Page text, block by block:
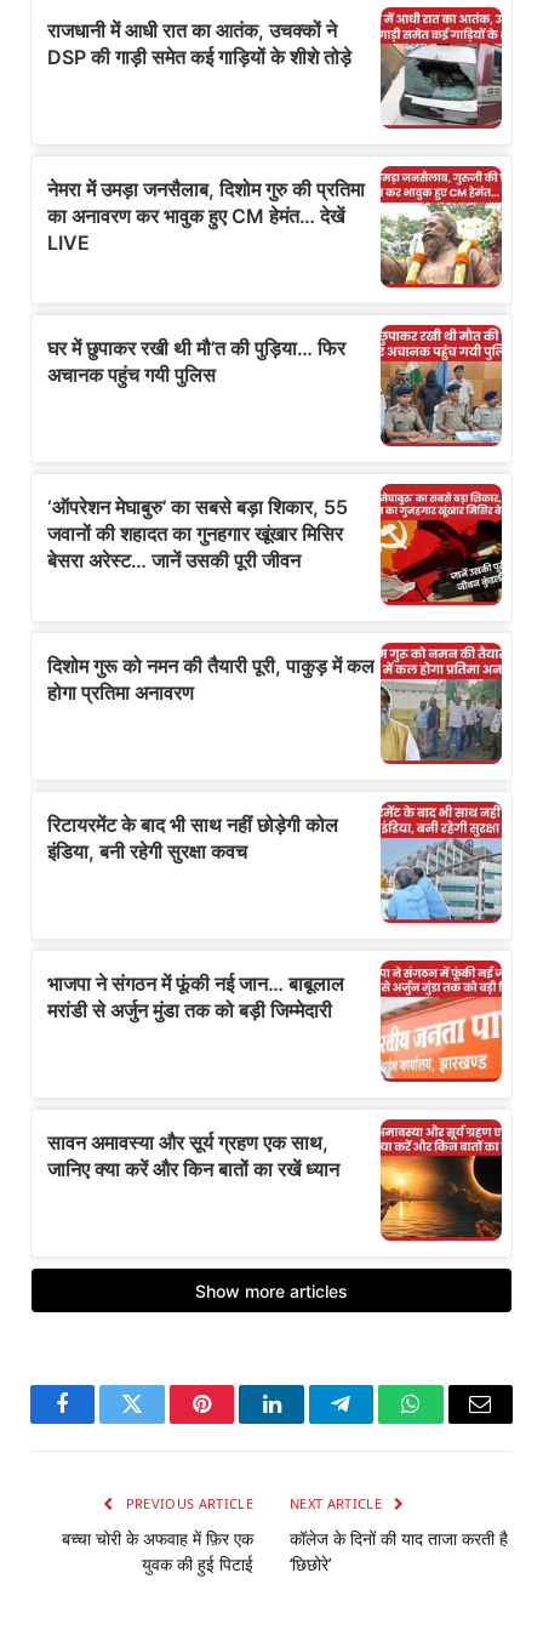
FacebookTwitter PinterestLinkedInTelegramWhatsApp
Email
PREVIOUS ARTICLE
बच्चा चोरी के अफवाह में फ़िर एक
युवक की हुई पिटाई
NEXT ARTICLE
कॉलेज के दिनों की याद ताजा करती है
‘छिछोरे’